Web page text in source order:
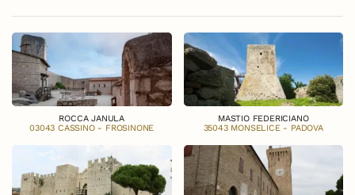
ROCCA JANULA
03043 CASSINO - FROSINONE
MASTIO FEDERICIANO
35043 MONSELICE - PADOVA